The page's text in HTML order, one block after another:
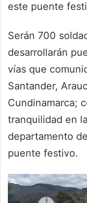
este puente
Serán 700
desarrollarán
vías que
Santander,
Cundinamarca;
tranquilidad en
departamento
puente festivo.